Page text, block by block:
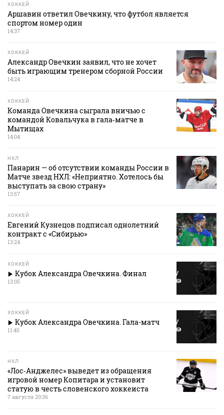
ХОККЕЙ
Аршавин ответил Овечкину, что футбол является
спортом номер один
14:37
ХОККЕЙ
Александр Овечкин заявил, что не хочет
быть играющим тренером сборной России
14:24
ХОККЕЙ
Команда Овечкина сыграла вничью с
командой Ковальчука в гала‑матче в
Мытищах
14:04
НХЛ
Панарин — об отсутствии команды России в
Матче звезд НХЛ: «Неприятно. Хотелось бы
выступать за свою страну»
13:57
ХОККЕЙ
Евгений Кузнецов подписал однолетний
контракт с «Сибирью»
13:24
ХОККЕЙ
Кубок Александра Овечкина. Финал
13:05
ХОККЕЙ
Кубок Александра Овечкина. Гала-матч
11:45
НХЛ
«Лос‑Анджелес» выведет из обращения
игровой номер Копитара и установит
статую в честь словенского хоккеиста
7 августа 20:36